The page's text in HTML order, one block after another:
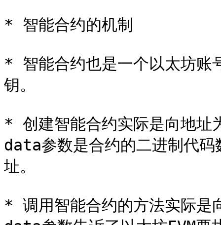
* 智能合约的机制
* 智能合约也是一个以太坊账
钥。
* 创建智能合约实际是向地址
data参数是合约的二进制代
址。
* 调用智能合约的方法实际是